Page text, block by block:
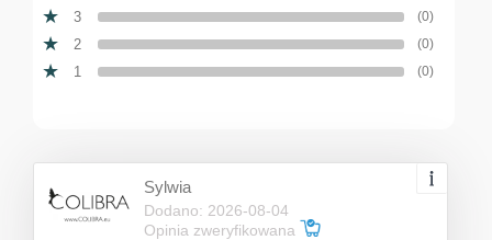
3 (0)
2 (0)
1 (0)
Sylwia
Dodano: 2026-08-04
Opinia zweryfikowana